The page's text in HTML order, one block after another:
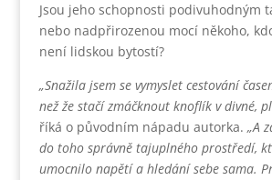
Jsou jeho schopnosti podivuhodným
nebo nadpřirozenou mocí někoho,
není lidskou bytostí?
„Snažila jsem se vymyslet cestování
než že stačí zmáčknout knoflík v divné,
říká o původním nápadu autorka. „A
do toho správně tajuplného prostředí,
umocnilo napětí a hledání sebe sama.